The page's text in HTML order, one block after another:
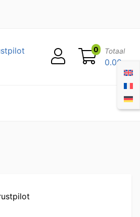
0 Totaal
0.00